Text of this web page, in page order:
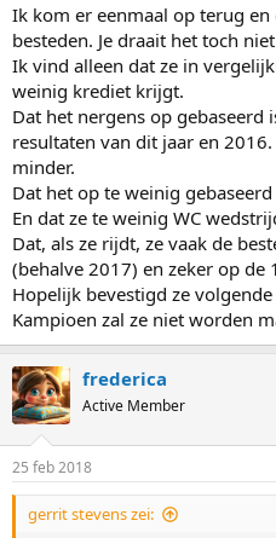
Categorie 2: Richardson, Leenstra,
Categorie 3: Van Beek, Sjichova,
Categorie 4: Kodaira, Skokova,
Ik kom er eenmaal op terug
besteden. Je draait het toch
Ik vind alleen dat ze in
weinig krediet krijgt.
Dat het nergens op gebaseerd
resultaten van dit jaar en
minder.
Dat het op te weinig
En dat ze te weinig WC
Dat, als ze rijdt, ze vaak de
(behalve 2017) en zeker op de
Hopelijk bevestigd ze
Kampioen zal ze niet worden
frederica
Active Member
25 feb 2018
gerrit stevens zei: